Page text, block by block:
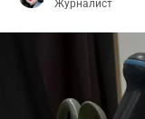
Журналист